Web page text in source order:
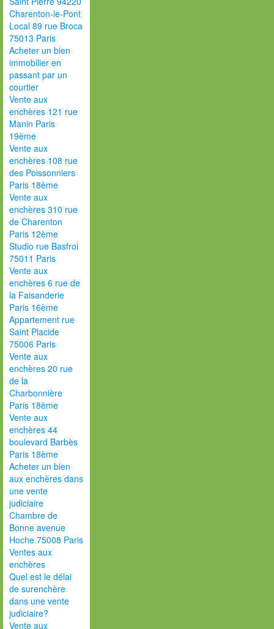
Charenton-le-Pont
Local 89 rue Broca
75013 Paris
Acheter un bien
immobilier en
passant par un
courtier
Vente aux
enchères 121 rue
Manin Paris
19ème
Vente aux
enchères 108 rue
des Poissonniers
Paris 18ème
Vente aux
enchères 310 rue
de Charenton
Paris 12ème
Studio rue Basfroi
75011 Paris
Vente aux
enchères 6 rue de
la Faisanderie
Paris 16ème
Appartement rue
Saint Placide
75006 Paris
Vente aux
enchères 20 rue
de la
Charbonnière
Paris 18ème
Vente aux
enchères 44
boulevard Barbès
Paris 18ème
Acheter un bien
aux enchères dans
une vente
judiciaire
Chambre de
Bonne avenue
Hoche 75008 Paris
Ventes aux
enchères
Quel est le délai
de surenchère
dans une vente
judiciaire?
Vente aux